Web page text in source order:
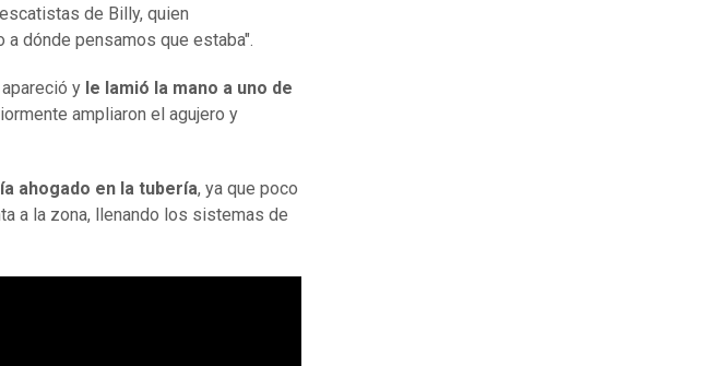
de Billy, quien
dónde pensamos que estaba".
y le lamió la mano a uno de
ampliaron el agujero y
ahogado en la tubería, ya que poco
a la zona, llenando los sistemas de